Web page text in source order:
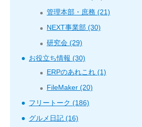
管理本部・庶務 (21)
NEXT事業部 (30)
研究会 (29)
お役立ち情報 (30)
ERPのあれこれ (1)
FileMaker (20)
フリートーク (186)
グルメ日記 (16)